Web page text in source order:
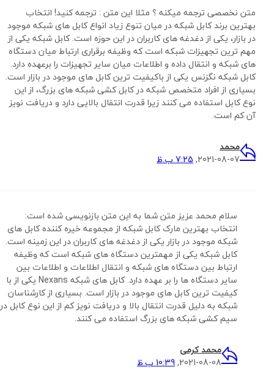
متن نخصصی ترجمه میکنه ؟ مثلا این متن : ترجمه کنید! انتخاب
بهترین برند کابل شبکه در میان تنوع زیاد انواع کابل های شبکه موجود
در بازار، یکی از دغدغه های کاربران در این حوزه است. کابل شبکه یکی از
مهم ترین تجهیزات شبکه است که وظیفه برقراری ارتباط میان دستگاه
های شبکه و انتقال داده و اطلاعات میان سایر تجهیزات را برعهده دارد.
کابل شبکه نگزنس یکی از باکیفیت ترین کابل های موجود در بازار است.
بسیاری از افراد متخصص شبکه در کابل کشی شبکه های بزرگ، از این
نوع کابل استفاده می کنند زیرا قدرت انتقال بالایی دارد و دریافت نویز
آن کم است.
محمد
2021-08-07, 7:25 ب.ظ
سلام محمد عزیز متن شما به این متن بازنویسی شده است:
انتخاب بهترین مارک کابل شبکه از مجموعه خیره کننده کابل های
شبکه موجود در بازار یکی از دغدغه های کاربران در این زمینه است.
کابل شبکه یکی از مهمترین دستگاه های شبکه است که وظیفه
ارتباط بین دستگاه های شبکه و انتقال اطلاعات و اطلاعات بین
سایر دستگاه ها را بر عهده دارد. کابل های شبکه Nexans یکی از با
کیفیت ترین کابل های موجود در بازار است. بسیاری از کارشناسان
شبکه به دلیل قدرت انتقال بالا و دریافت نویز کم از این نوع کابل در
سیم کشی شبکه های بزرگ استفاده می کنند.
محمد کرمی
2021-08-08, 10:39 ب.ظ